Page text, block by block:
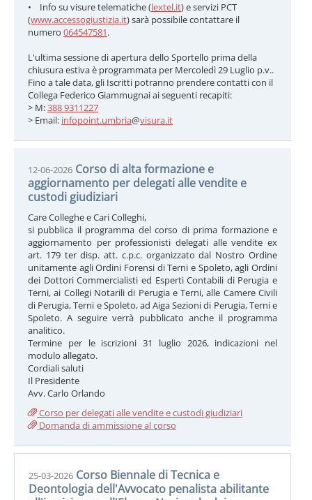
• Info su visure telematiche (lextel.it) e servizi PCT
(www.accessogiustizia.it) sarà possibile contattare il
numero 064547581.
L'ultima sessione di apertura dello Sportello prima della
chiusura estiva è programmata per Mercoledì 29 Luglio p.v..
Fino a tale data, gli Iscritti potranno prendere contatti con il
Collega Federico Giammugnai ai seguenti recapiti:
> M:388 9311227
> Email: infopoint.umbria@visura.it
12-06-2026 Corso di alta formazione e
aggiornamento per delegati alle vendite e
custodi giudiziari
Care Colleghe e Cari Colleghi,
si pubblica il programma del corso di prima formazione e
aggiornamento per professionisti delegati alle vendite ex
art. 179 ter disp. att. c.p.c. organizzato dal Nostro Ordine
unitamente agli Ordini Forensi di Terni e Spoleto, agli Ordini
dei Dottori Commercialisti ed Esperti Contabili di Perugia e
Terni, ai Collegi Notarili di Perugia e Terni, alle Camere Civili
di Perugia, Terni e Spoleto, ad Aiga Sezioni di Perugia, Terni e
Spoleto. A seguire verrà pubblicato anche il programma
analitico.
Termine per le iscrizioni 31 luglio 2026, indicazioni nel
modulo allegato.
Cordiali saluti
Il Presidente
Avv. Carlo Orlando
Corso per delegati alle vendite e custodi giudiziari
Domanda di ammissione al corso
25-03-2026 Corso Biennale di Tecnica e
Deontologia dell'Avvocato penalista abilitante